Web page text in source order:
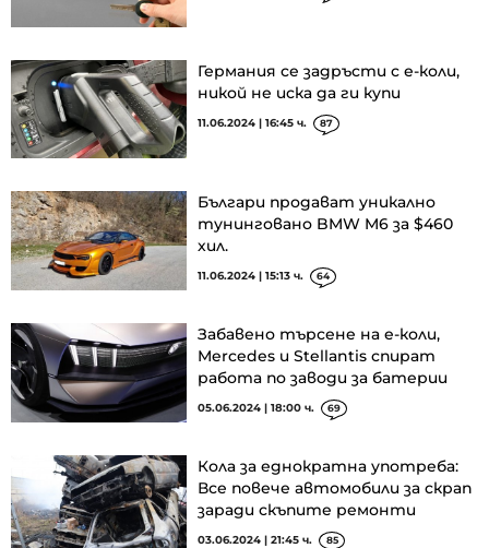
Германия се задръсти с е-коли,
никой не иска да ги купи
11.06.2024 | 16:45 ч. 87
Българи продават уникално
тунинговано BMW M6 за $460
хил.
11.06.2024 | 15:13 ч. 64
Забавено търсене на е-коли,
Mercedes и Stellantis спират
работа по заводи за батерии
05.06.2024 | 18:00 ч. 69
Кола за еднократна употреба:
Все повече автомобили за скрап
заради скъпите ремонти
03.06.2024 | 21:45 ч. 85